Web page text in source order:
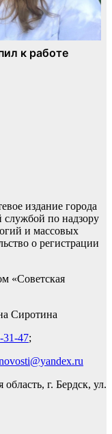
издание города
службой по надзору
и массовых
о регистрации
«Советская
Сиротина
31-47;
г. Бердск, ул.